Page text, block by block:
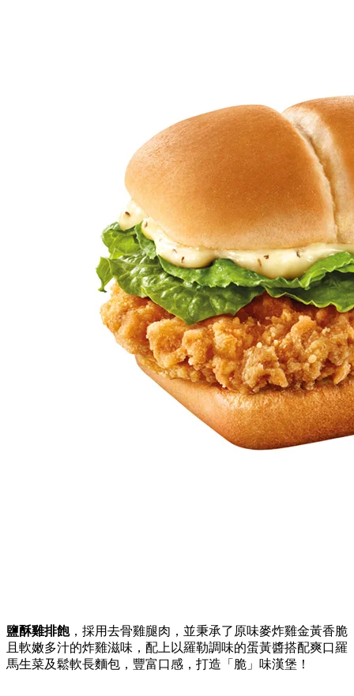
鹽酥雞排飽，採用去骨雞腿肉，並秉承了原味麥炸雞金黃香脆
且軟嫩多汁的炸雞滋味，配上以羅勒調味的蛋黃醬搭配爽口羅
馬生菜及鬆軟長麵包，豐富口感，打造「脆」味漢堡！